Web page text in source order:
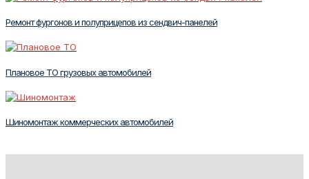
Ремонт фургонов и полуприцепов из сендвич-панелей
Плановое ТО грузовых автомобилей
Шиномонтаж коммерческих автомобилей